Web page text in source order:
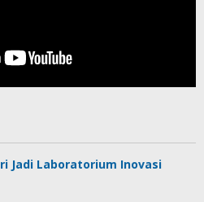
Jadi Laboratorium Inovasi